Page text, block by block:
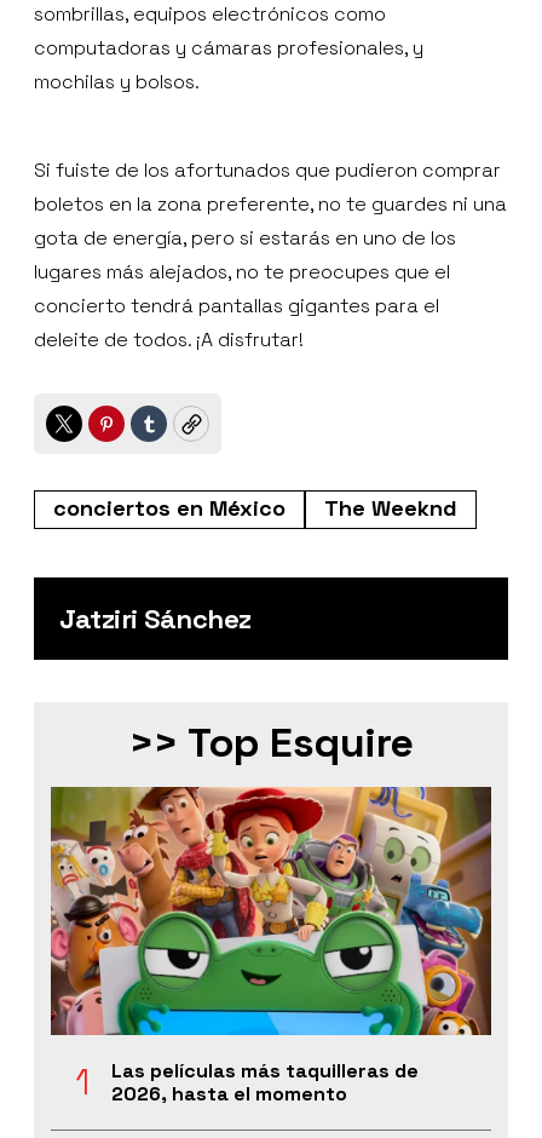
sombrillas, equipos electrónicos como
computadoras y cámaras profesionales, y
mochilas y bolsos.
Si fuiste de los afortunados que pudieron comprar
boletos en la zona preferente, no te guardes ni una
gota de energía, pero si estarás en uno de los
lugares más alejados, no te preocupes que el
concierto tendrá pantallas gigantes para el
deleite de todos. ¡A disfrutar!
TwitterPinterest
TumblrCopy
conciertos en México The Weeknd
Jatziri Sánchez
>> Top Esquire
Las películas más taquilleras de
2026, hasta el momento